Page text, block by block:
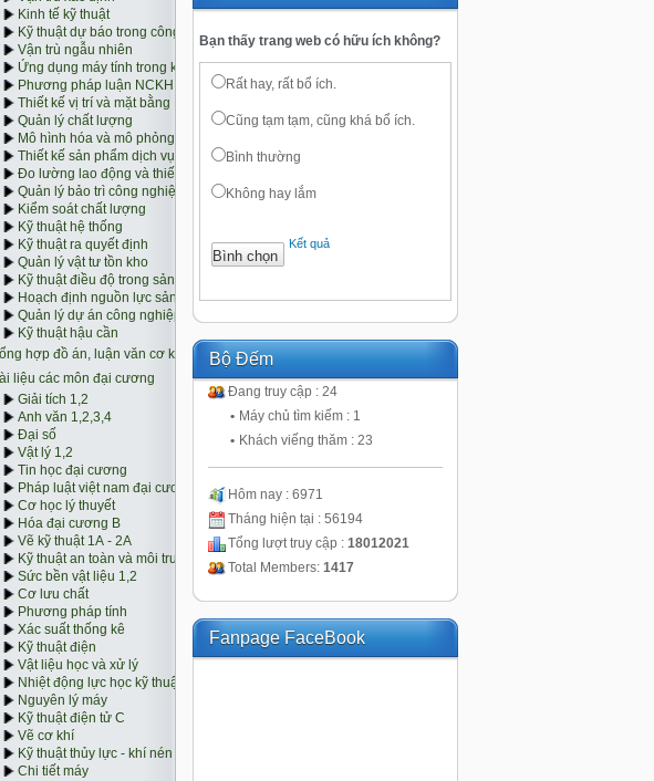
Bạn thấy trang web có hữu ích không?
Rất hay, rất bổ ích.
Cũng tạm tạm, cũng khá bổ ích.
Bình thường
Không hay lắm
Kết quả
Bộ Đếm
Đang truy cập : 24
• Máy chủ tìm kiếm : 1
• Khách viếng thăm : 23
Hôm nay : 6971
Tháng hiện tại : 56194
Tổng lượt truy cập : 18012021
Total Members: 1417
Fanpage FaceBook